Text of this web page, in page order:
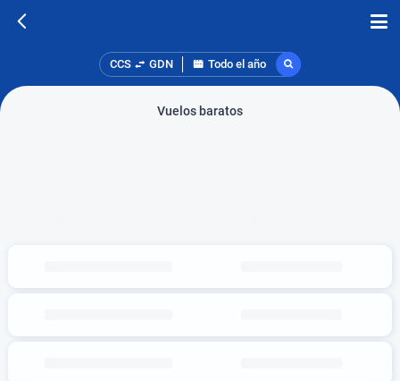
CCS GDN Todo el año
Vuelos baratos